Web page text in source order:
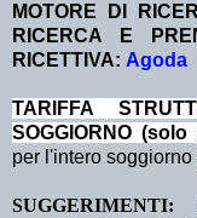
MOTORE DI
RICERCA E
RICETTIVA: Agoda
TA RIFFA
SOGGIORNO
per l'intero
SUGGERIMENTI: